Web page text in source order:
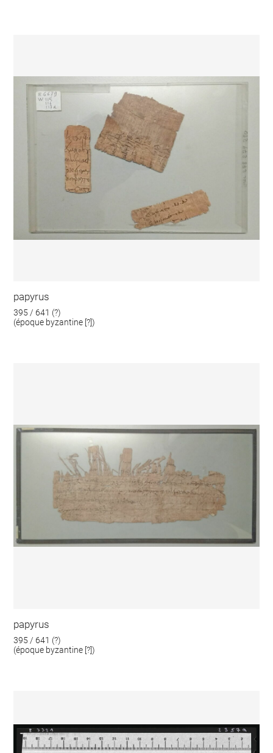
papyrus
395 / 641 (?)
(époque byzantine [?])
papyrus
395 / 641 (?)
(époque byzantine [?])